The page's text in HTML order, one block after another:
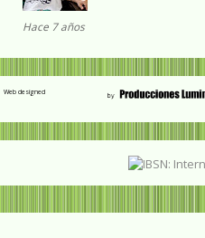
Hace 7 años
Web designed